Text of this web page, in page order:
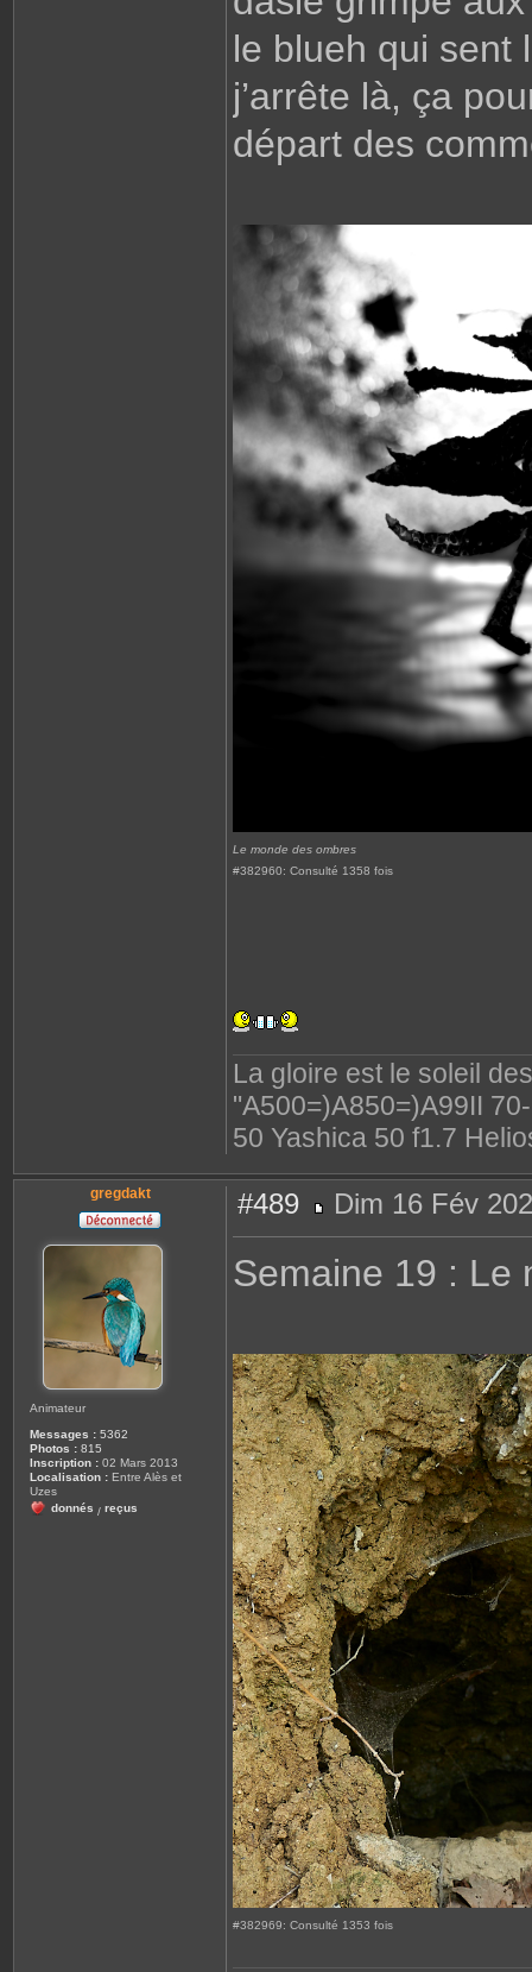
le blueh qui sent
j’arrête là, ça
départ des
Le monde des ombres
#382960: Consulté 1358 fois
La gloire est le soleil
"A500=)A850=)A99II
50 Yashica 50 f1.7
gregdakt
Animateur
Messages : 5362
Photos : 815
Inscription : 02 Mars 2013
Localisation : Entre Alès et
Uzes
donnés / reçus
#489
e
a
Dim 16 Fév
Semaine 19 : Le
#382969: Consulté 1353 fois